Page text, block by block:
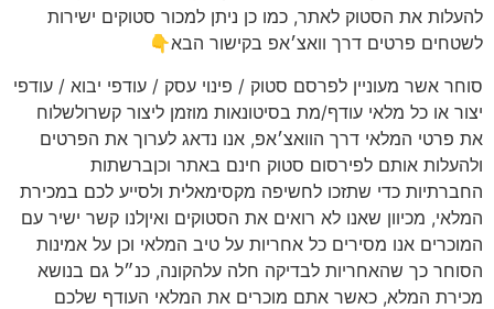
להעלות את הסטוק לאתר, כמו כן ניתן למכור סטוקים ישירות
לשטחים פרטים דרך וואצ׳אפ בקישור הבא👇
סוחר אשר מעוניין לפרסם סטוק / פינוי עסק / עודפי יבוא / עודפי
יצור או כל מלאי עודף/מת בסיטונאות מוזמן ליצור קשרולשלוח
את פרטי המלאי דרך הוואצ׳אפ, אנו נדאג לערוך את הפרטים
ולהעלות אותם לפירסום סטוק חינם באתר וכןברשתות
החברתיות כדי שתזכו לחשיפה מקסימאלית ולסייע לכם במכירת
המלאי, מכיוון שאנו לא רואים את הסטוקים ואיןלנו קשר ישיר עם
המוכרים אנו מסירים כל אחריות על טיב המלאי וכן על אמינות
הסוחר כך שהאחריות לבדיקה חלה עלהקונה, כנ״ל גם בנושא
מכירת המלא, כאשר אתם מוכרים את המלאי העודף שלכם